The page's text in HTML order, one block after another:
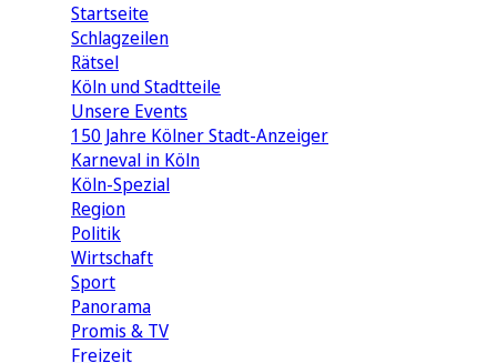
Startseite
Schlagzeilen
Rätsel
Köln und Stadtteile
Unsere Events
150 Jahre Kölner Stadt-Anzeiger
Karneval in Köln
Köln-Spezial
Region
Politik
Wirtschaft
Sport
Panorama
Promis & TV
Freizeit